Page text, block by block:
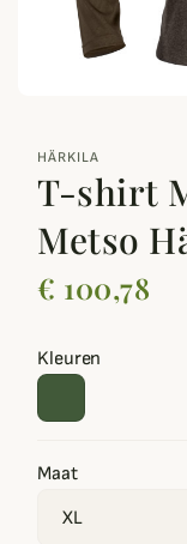
HÄRKILA
T-shirt
Metso
€ 100,78
Kleuren
Maat